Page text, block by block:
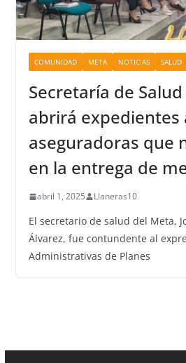
COMUNIDAD META NOTICIAS SALUD
Secretaría de
abrirá expedientes
aseguradoras que
en la entrega de
abril 1, 2025 Llaneras10
El secretario de salud del Meta,
Álvarez, fue contundente al
Administrativas de Planes